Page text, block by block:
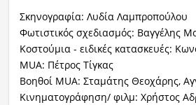
Σκηνογραφία: Λυδία Λαμπροπούλου
Φωτιστικός σχεδιασμός: Βαγγέλης
Κοστούμια - ειδικές κατασκευές:
MUA: Πέτρος Τίγκας
Βοηθοί MUA: Σταμάτης Θεοχάρης,
Κινηματογράφηση/ φιλμ: Χρήστος